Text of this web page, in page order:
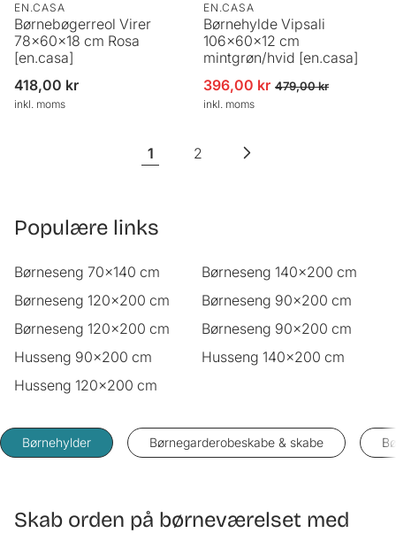
EN.CASA
Børnebøgerreol Virer
78x60x18 cm Rosa
[en.casa]
Normalpris
418,00 kr
inkl. moms
EN.CASA
Børnehylde Vipsali
106x60x12 cm
mintgrøn/hvid [en.casa]
Udsalgspris
396,00 kr
Normalpris479,00 kr
inkl. moms
1 2
Populære links
Børneseng 70x140 cm
Børneseng 140x200 cm
Børneseng 120x200 cm
Børneseng 90x200 cm
Børneseng 120x200 cm
Børneseng 90x200 cm
Husseng 90x200 cm
Husseng 140x200 cm
Husseng 120x200 cm
Børnehylder Børnegarderobeskabe & skabe
Skab orden på børneværelset med